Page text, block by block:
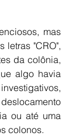
mas
letras "CRO",
da colônia,
algo havia
ou até uma
colonos.